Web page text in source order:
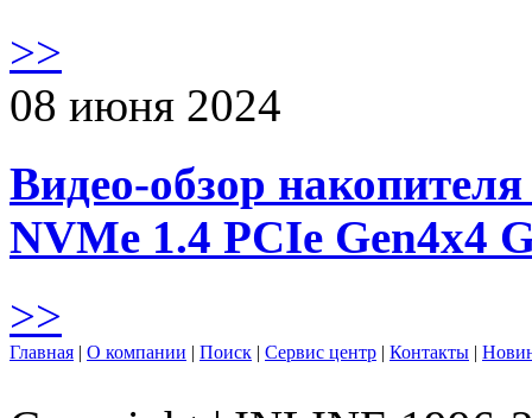
>>
08 июня 2024
Видео-обзор
NVMe 1.4 PCIe Gen4х4
>>
Главная | О компании | Поиск | Сервис центр | Контакты |